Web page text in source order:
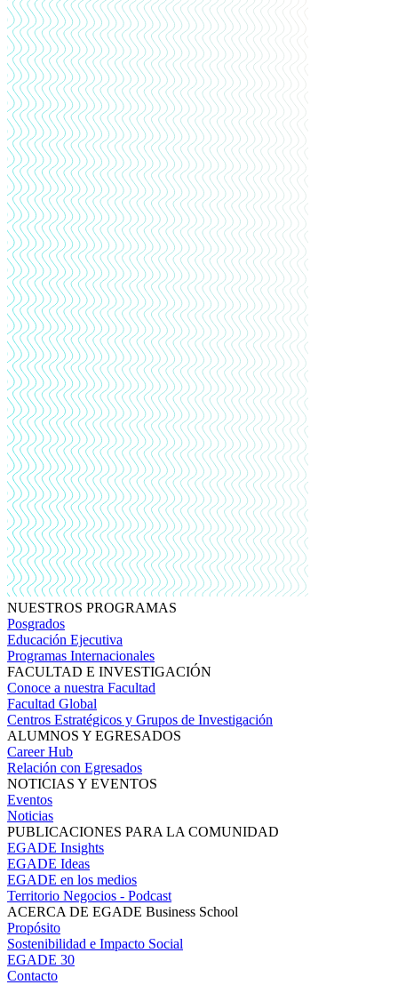
NUESTROS PROGRAMAS
Posgrados
Educación Ejecutiva
Programas Internacionales
FACULTAD E INVESTIGACIÓN
Conoce a nuestra Facultad
Facultad Global
Centros Estratégicos y Grupos de Investigación
ALUMNOS Y EGRESADOS
Career Hub
Relación con Egresados
NOTICIAS Y EVENTOS
Eventos
Noticias
PUBLICACIONES PARA LA COMUNIDAD
EGADE Insights
EGADE Ideas
EGADE en los medios
Territorio Negocios - Podcast
ACERCA DE EGADE Business School
Propósito
Sostenibilidad e Impacto Social
EGADE 30
Contacto